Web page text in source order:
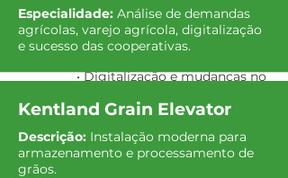
• Tendências nas demandas
dos agricultores e varejo
agrícola
• Digitalização e mudanças no
agronegócio
• Fatores chave para o sucesso
das cooperativas
Especialidade: Análise de demandas
agrícolas, varejo agrícola, digitalização
e sucesso das cooperativas.
Kentland Grain Elevator
Descrição: Instalação moderna para
armazenamento e processamento de
grãos.